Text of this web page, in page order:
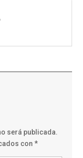
será publicada.
con*